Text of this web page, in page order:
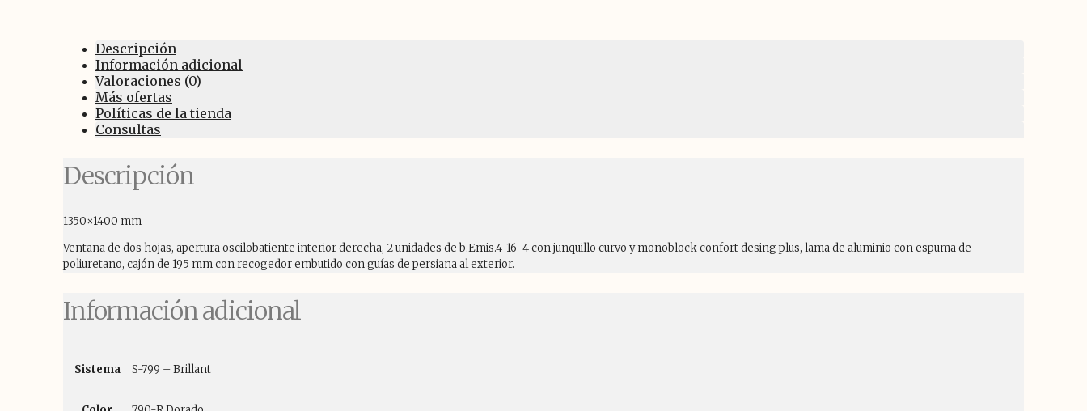
Descripción
Información adicional
Valoraciones (0)
Más ofertas
Políticas de la tienda
Consultas
Descripción
1350×1400 mm
Ventana de dos hojas, apertura oscilobatiente interior derecha, 2 unidades de b.Emis.4-16-4 con junquillo curvo y monoblock confort desing plus, lama de aluminio con espuma de
poliuretano, cajón de 195 mm con recogedor embutido con guías de persiana al exterior.
Información adicional
Sistema S-799 – Brillant